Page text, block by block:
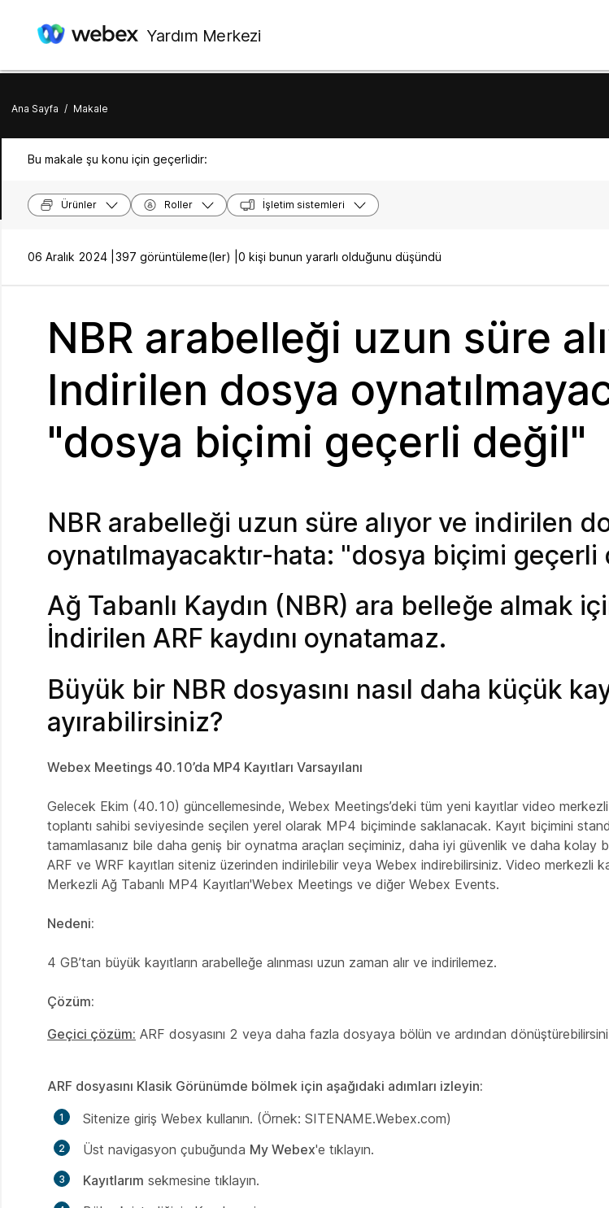
Yardım Merkezi
Ana Sayfa / Makale
Bu makale şu konu için geçerlidir:
Ürünler Roller İşletim sistemleri
06 Aralık 2024 | 397 görüntüleme(ler) | 0 kişi bunun yararlı olduğunu düşündü
NBR arabelleği uzun süre
Indirilen dosya
"dosya biçimi geçerli değil"
NBR arabelleği uzun süre alıyor ve indirilen
oynatılmayacaktır-hata: "dosya biçimi geçerli
Ağ Tabanlı Kaydın (NBR) ara belleğe almak
İndirilen ARF kaydını oynatamaz.
Büyük bir NBR dosyasını nasıl daha küçük
ayırabilirsiniz?
Webex Meetings 40.10’da MP4 Kayıtları Varsayılanı
Gelecek Ekim (40.10) güncellemesinde, Webex Meetings’deki tüm yeni kayıtlar video
toplantı sahibi seviyesinde seçilen yerel olarak MP4 biçiminde saklanacak. Kayıt biçimini
tamamlasanız bile daha geniş bir oynatma araçları seçiminiz, daha iyi güvenlik ve daha kolay
ARF ve WRF kayıtları siteniz üzerinden indirilebilir veya Webex indirebilirsiniz. Video merkezli
Merkezli Ağ Tabanlı MP4 Kayıtları'Webex Meetings ve diğer Webex Events.
Nedeni:
4 GB’tan büyük kayıtların arabelleğe alınması uzun zaman alır ve indirilemez.
Çözüm:
Geçici çözüm: ARF dosyasını 2 veya daha fazla dosyaya bölün ve ardından
ARF dosyasını Klasik Görünümde bölmek için aşağıdaki adımları izleyin:
Sitenize giriş Webex kullanın. (Örnek: SITENAME.Webex.com)
Üst navigasyon çubuğunda My Webex'e tıklayın.
Kayıtlarım sekmesine tıklayın.